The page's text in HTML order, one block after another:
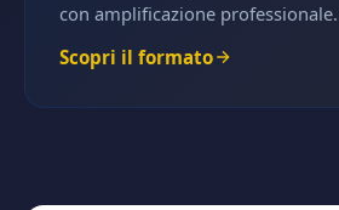
con amplificazione professionale.
Scopri il formato